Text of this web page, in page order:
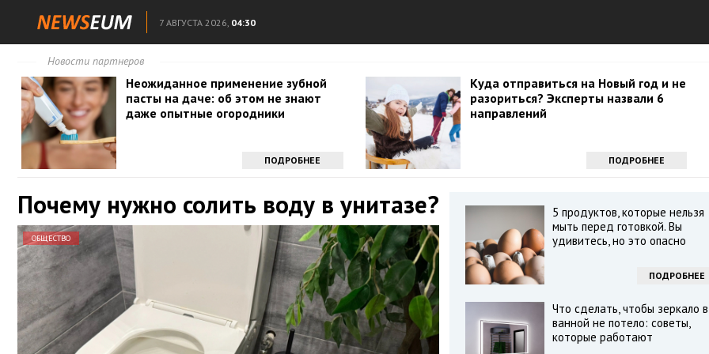
7 АВГУСТА 2026, 04:30
Новости партнеров
Неожиданное применение зубной
пасты на даче: об этом не знают
даже опытные огородники
ПОДРОБНЕЕ
Куда отправиться на Новый год и не
разориться? Эксперты назвали 6
направлений
ПОДРОБНЕЕ
Почему нужно солить воду в унитазе?
ОБЩЕСТВО
5 продуктов, которые нельзя
мыть перед готовкой. Вы
удивитесь, но это опасно
ПОДРОБНЕЕ
Что сделать, чтобы зеркало в
ванной не потело: советы,
которые работают